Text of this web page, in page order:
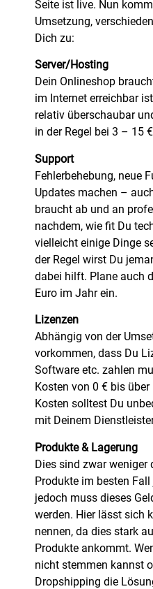
Seite ist live. Nun
Umsetzung,
Dich zu:
Server/Hosting
Dein Onlineshop
im Internet erreichbar
relativ überschaubar
in der Regel bei 3 – 15
Support
Fehlerbehebung, neue
Updates machen –
braucht ab und an
nachdem, wie fit Du
vielleicht einige Dinge
der Regel wirst Du
dabei hilft. Plane auch
Euro im Jahr ein.
Lizenzen
Abhängig von der
vorkommen, dass Du
Software etc. zahlen
Kosten von 0 € bis
Kosten solltest Du
mit Deinem
Produkte & Lagerung
Dies sind zwar weniger
Produkte im besten
jedoch muss dieses
werden. Hier lässt sich
nennen, da dies stark
Produkte ankommt.
nicht stemmen kannst
Dropshipping die